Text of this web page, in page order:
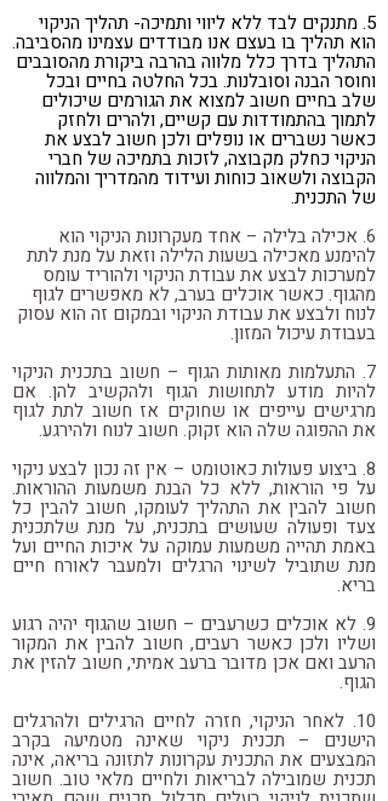
5. מתנקים לבד ללא ליווי ותמיכה- תהליך הניקוי
הוא תהליך בו בעצם אנו מבודדים עצמינו מהסביבה.
התהליך בדרך כלל מלווה בהרבה ביקורת מהסובבים
וחוסר הבנה וסובלנות. בכל החלטה בחיים ובכל
שלב בחיים חשוב למצוא את הגורמים שיכולים
לתמוך בהתמודדות עם קשיים, ולהרים ולחזק
כאשר נשברים או נופלים ולכן חשוב לבצע את
הניקוי כחלק מקבוצה, לזכות בתמיכה של חברי
הקבוצה ולשאוב כוחות ועידוד מהמדריך והמלווה
של התכנית.
6. אכילה בלילה – אחד מעקרונות הניקוי הוא
להימנע מאכילה בשעות הלילה וזאת על מנת לתת
למערכות לבצע את עבודת הניקוי ולהוריד עומס
מהגוף. כאשר אוכלים בערב, לא מאפשרים לגוף
לנוח ולבצע את עבודת הניקוי ובמקום זה הוא עסוק
בעבודת עיכול המזון.
7. התעלמות מאותות הגוף – חשוב בתכנית הניקוי
להיות מודע לתחושות הגוף ולהקשיב להן. אם
מרגישים עייפים או שחוקים אז חשוב לתת לגוף
את ההפוגה שלה הוא זקוק. חשוב לנוח ולהירגע.
8. ביצוע פעולות כאוטומט – אין זה נכון לבצע ניקוי
על פי הוראות, ללא כל הבנת משמעות ההוראות.
חשוב להבין את התהליך לעומקו, חשוב להבין כל
צעד ופעולה שעושים בתכנית, על מנת שלתכנית
באמת תהייה משמעות עמוקה על איכות החיים ועל
מנת שתוביל לשינוי הרגלים ולמעבר לאורח חיים
בריא.
9. לא אוכלים כשרעבים – חשוב שהגוף יהיה רגוע
ושליו ולכן כאשר רעבים, חשוב להבין את המקור
הרעב ואם אכן מדובר ברעב אמיתי, חשוב להזין את
הגוף.
10. לאחר הניקוי, חזרה לחיים הרגילים ולהרגלים
הישנים – תכנית ניקוי שאינה מטמיעה בקרב
המבצעים את התכנית עקרונות לתזונה בריאה, אינה
תכנית שמובילה לבריאות ולחיים מלאי טוב. חשוב